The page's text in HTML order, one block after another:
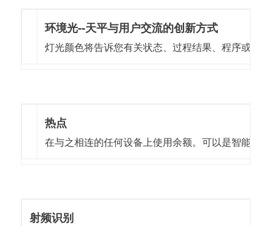
环境光--天平与用户交流的创新方式
灯光颜色将告诉您有关状态、过程结果、程序或警报
热点
在与之相连的任何设备上使用余额。可以是智能手
射频识别